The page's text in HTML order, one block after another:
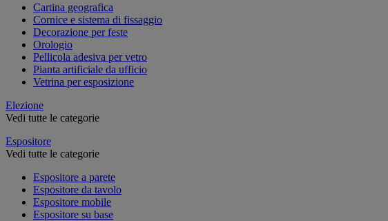
Cartina geografica
Cornice e sistema di fissaggio
Decorazione per feste
Orologio
Pellicola adesiva per vetro
Pianta artificiale da ufficio
Vetrina per esposizione
Elezione
Vedi tutte le categorie
Espositore
Vedi tutte le categorie
Espositore a parete
Espositore da tavolo
Espositore mobile
Espositore su base